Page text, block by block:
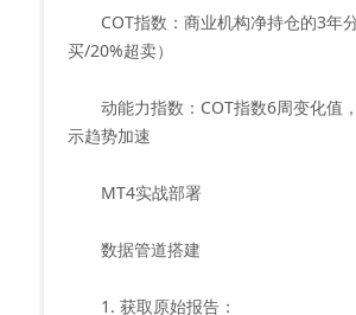
COT指数：商业机构净持仓的3年
买/20%超卖）
动能力指数：COT指数6周变化值
示趋势加速
MT4实战部署
数据管道搭建
1. 获取原始报告：